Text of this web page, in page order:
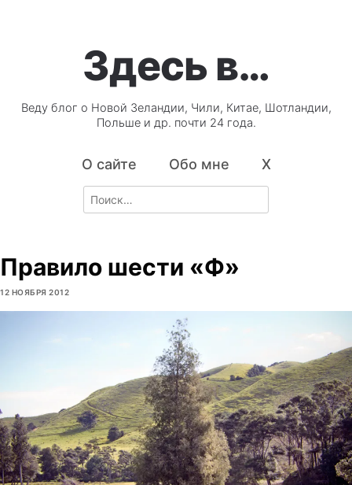
Здесь в…
Веду блог о Новой Зеландии, Чили, Китае, Шотландии,
Польше и др. почти 24 года.
О сайте Обо мне X
Search
for:
Правило шести «Ф»
12 НОЯБРЯ 2012